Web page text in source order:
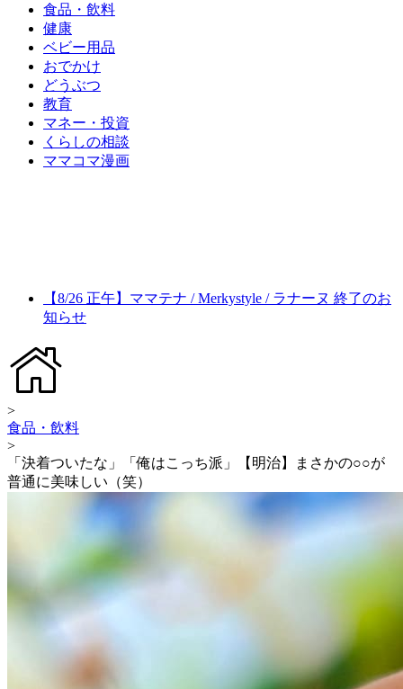
食品・飲料
健康
ベビー用品
おでかけ
どうぶつ
教育
マネー・投資
くらしの相談
ママコマ漫画
【8/26 正午】ママテナ / Merkystyle / ラナーヌ 終了のお
知らせ
>
食品・飲料
>
「決着ついたな」「俺はこっち派」【明治】まさかの○○が
普通に美味しい（笑）